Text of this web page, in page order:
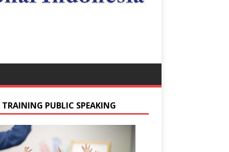
TRAINING PUBLIC SPEAKING